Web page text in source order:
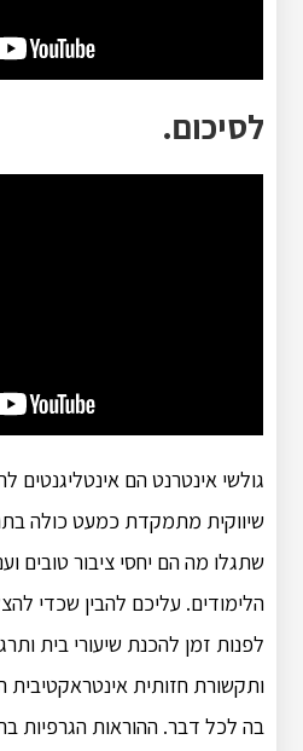
לסיכום.
גולשי אינטרנט הם אינטליגנטים
שיווקית מתמקדת כמעט כולה
שתגלו מה הם יחסי ציבור טובים
הלימודים. עליכם להבין שכדי
לפנות זמן להכנת שיעורי בית
ותקשורת חזותית
בה לכל דבר. ההוראות הגרפיות